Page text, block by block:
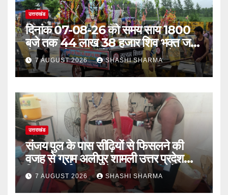
उत्तराखंड
दिनांक 07-08-26 को समय साय 1800
बजे तक 44 लाख 38 हजार शिव भक्त जल
लेकर अपने गंतव्य को प्रस्थान कर चुके
7 AUGUST 2026 SHASHI SHARMA
उत्तराखंड
संजय पुल के पास सीढ़ियों से फिसलने की
वजह से ग्राम अलीपुर शामली उत्तर प्रदेश
निवासी आर्यन कुमार के सर पर गहरी चोट आ
गई
7 AUGUST 2026 SHASHI SHARMA